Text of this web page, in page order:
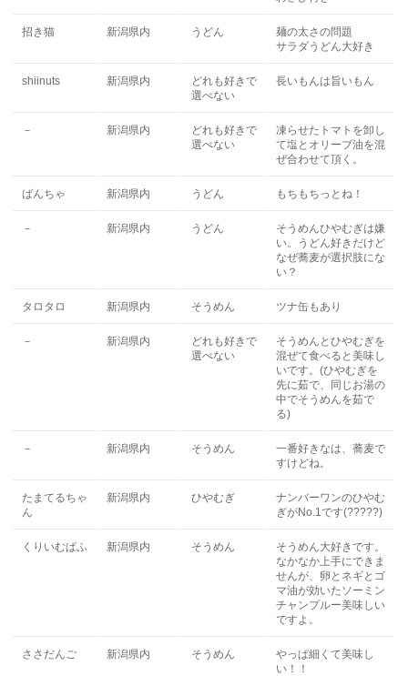
招き猫 新潟県内 うどん
麺の太さの問題
サラダうどん大好き
shiinuts 新潟県内
どれも好きで
選べない
長いもんは旨いもん
－ 新潟県内
どれも好きで
選べない
凍らせたトマトを卸し
て塩とオリーブ油を混
ぜ合わせて頂く。
ばんちゃ 新潟県内 うどん もちもちっとね！
－ 新潟県内 うどん
そうめんひやむぎは嫌
い。うどん好きだけど
なぜ蕎麦が選択肢にな
い？
タロタロ 新潟県内 そうめん ツナ缶もあり
－ 新潟県内
どれも好きで
選べない
そうめんとひやむぎを
混ぜて食べると美味し
いです。(ひやむぎを
先に茹で、同じお湯の
中でそうめんを茹で
る)
－ 新潟県内 そうめん
一番好きなは、蕎麦で
すけどね。
たまてるちゃ
ん
新潟県内 ひやむぎ
ナンバーワンのひやむ
ぎがNo.1です(?????)
くりいむぱふ 新潟県内 そうめん
そうめん大好きです。
なかなか上手にできま
せんが、卵とネギとゴ
マ油が効いたソーミン
チャンプルー美味しい
ですよ。
ささだんご 新潟県内 そうめん
やっぱ細くて美味し
い！！